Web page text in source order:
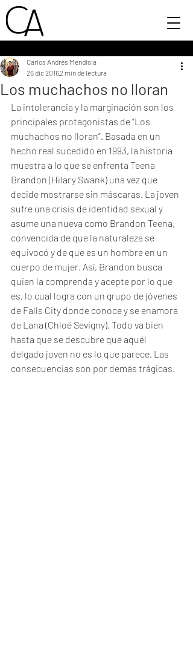
Los muchachos no lloran
Carlos Andrés Mendiola
26 dic 20162 min de lectura
La intolerancia y la marginación son los
principales protagonistas de “Los
muchachos no lloran”. Basada en un
hecho real sucedido en 1993, la historia
muestra a lo que se enfrenta Teena
Brandon (Hilary Swank) una vez que
decide mostrarse sin máscaras. La joven
sufre una crisis de identidad sexual y
asume una nueva como Brandon Teena,
convencida de que la naturaleza se
equivocó y de que es un hombre en un
cuerpo de mujer. Así, Brandon busca
quien la comprenda y acepte por lo que
es, lo cual logra con un grupo de jóvenes
de Falls City donde conoce y se enamora
de Lana (Chloë Sevigny). Todo va bien
hasta que se descubre que aquél
delgado joven no es lo que parece. Las
consecuencias son por demás trágicas.